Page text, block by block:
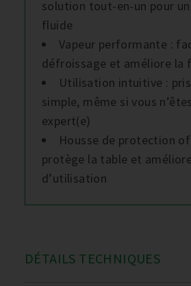
solution tout-en-un pour
fluide
Vapeur performante :
défroissage et améliore la
Utilisation intuitive :
simple, même si vous
expert(e)
Housse de protection
protège la table et
d’utilisation
DÉTAILS TECHNIQUES